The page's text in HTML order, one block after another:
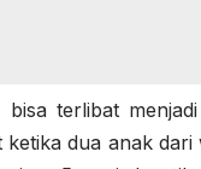
bisa terlibat
dua anak